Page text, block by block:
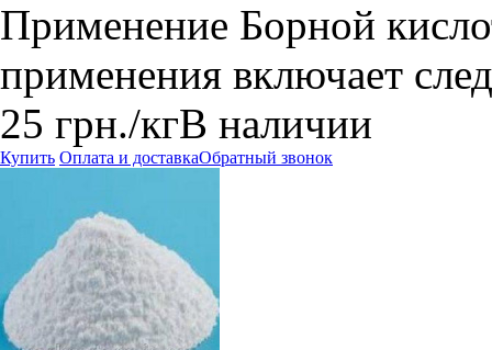
Применение Борной
применения включает
25 грн./кгВ наличии
Купить Оплата и доставкаОбратный звонок